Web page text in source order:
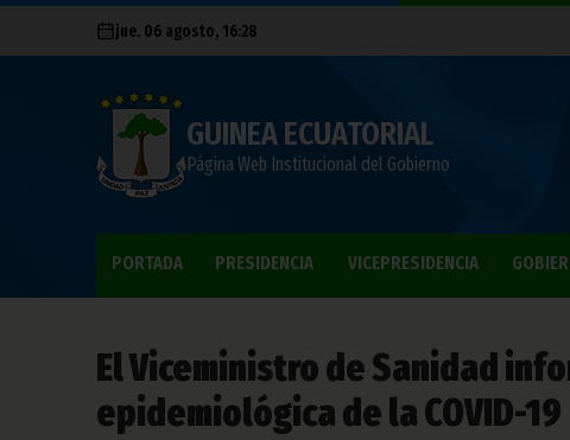
jue. 06 agosto, 16:28
GUINEA ECUATORIAL
Página Web Institucional del Gobierno
PORTADA PRESIDENCIA VICEPRESIDENCIA
El Viceministro de Sanidad
epidemiológica de la COVID-19